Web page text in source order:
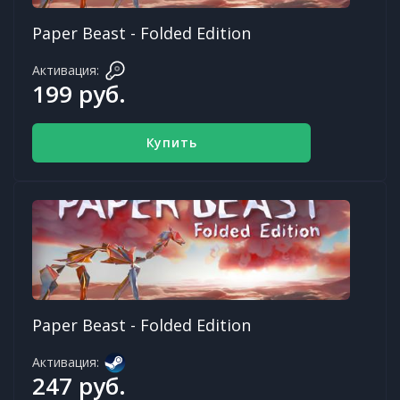
Paper Beast - Folded Edition
Активация:
199 руб.
Купить
Paper Beast - Folded Edition
Активация:
247 руб.